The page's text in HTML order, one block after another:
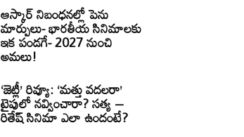
ఆస్కార్ నిబంధనల్లో పెను
మార్పులు- భారతీయ సినిమాలకు
ఇక పండగే- 2027 నుంచి
అమలు!
‘జెట్లీ’ రివ్యూ: ‘మత్తు వదలరా’
టైపులో నవ్వించారా? సత్య –
రితేష్ సినిమా ఎలా ఉందంటే?